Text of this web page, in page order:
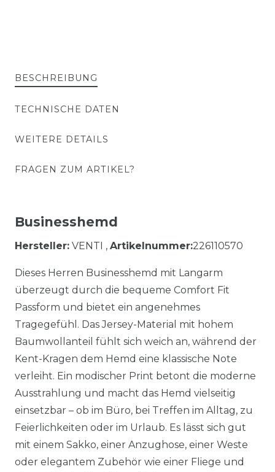
BESCHREIBUNG
TECHNISCHE DATEN
WEITERE DETAILS
FRAGEN ZUM ARTIKEL?
Businesshemd
Hersteller: VENTI , Artikelnummer:226110570
Dieses Herren Businesshemd mit Langarm
überzeugt durch die bequeme Comfort Fit
Passform und bietet ein angenehmes
Tragegefühl. Das Jersey-Material mit hohem
Baumwollanteil fühlt sich weich an, während der
Kent-Kragen dem Hemd eine klassische Note
verleiht. Ein modischer Print betont die moderne
Ausstrahlung und macht das Hemd vielseitig
einsetzbar – ob im Büro, bei Treffen im Alltag, zu
Feierlichkeiten oder im Urlaub. Es lässt sich gut
mit einem Sakko, einer Anzughose, einer Weste
oder elegantem Zubehör wie einer Fliege und